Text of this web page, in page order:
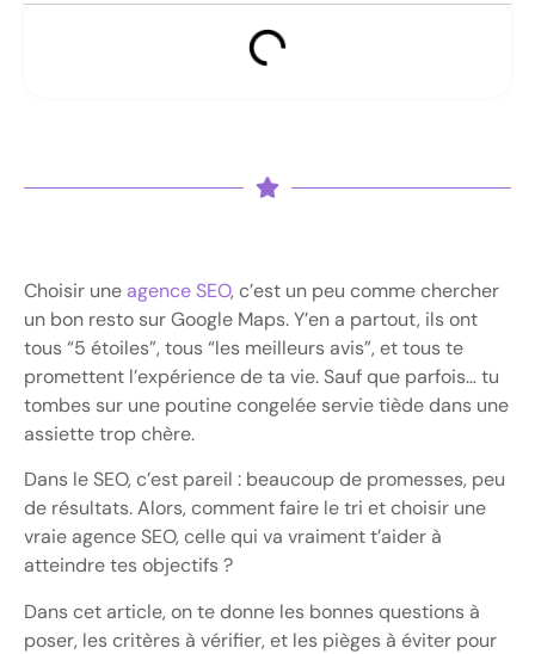
Choisir une agence SEO, c’est un peu comme chercher
un bon resto sur Google Maps. Y’en a partout, ils ont
tous “5 étoiles”, tous “les meilleurs avis”, et tous te
promettent l’expérience de ta vie. Sauf que parfois… tu
tombes sur une poutine congelée servie tiède dans une
assiette trop chère.
Dans le SEO, c’est pareil : beaucoup de promesses, peu
de résultats. Alors, comment faire le tri et choisir une
vraie agence SEO, celle qui va vraiment t’aider à
atteindre tes objectifs ?
Dans cet article, on te donne les bonnes questions à
poser, les critères à vérifier, et les pièges à éviter pour